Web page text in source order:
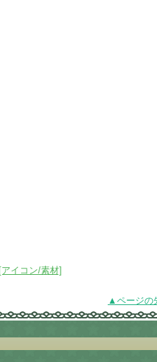
イコン/素材]
▲ページの